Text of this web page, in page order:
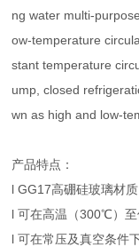
ng water multi-
ow-temperature
stant temperature
ump, closed
wn as high and low-
产品特点：
l GG17高硼硅玻璃材
l 可在高温（300℃）
l 可在常压及真空条件